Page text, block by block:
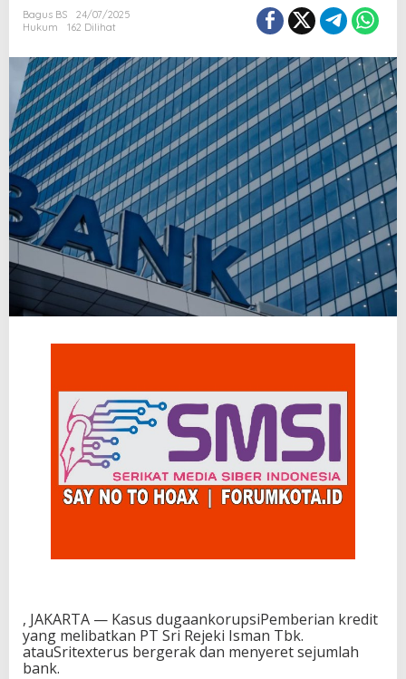
Bagus BS
24/07/2025
Hukum
162 Dilihat
, JAKARTA — Kasus dugaankorupsiPemberian kredit
yang melibatkan PT Sri Rejeki Isman Tbk.
atauSritexterus bergerak dan menyeret sejumlah
bank.